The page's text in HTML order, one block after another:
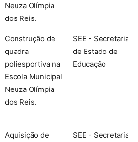
Neuza Olímpia
dos Reis.
Construção de
quadra
poliesportiva na
Escola Municipal
Neuza Olímpia
dos Reis.
SEE - Secretaria
de Estado de
Educação
Aquisição de
SEE - Secretaria